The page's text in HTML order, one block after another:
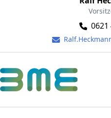
0621